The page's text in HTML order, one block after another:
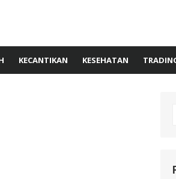
KECANTIKAN KESEHATAN